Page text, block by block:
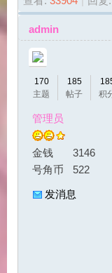
admin
170
主题
185
帖子
积
管理员
金钱
3146
号角币
522
发消息